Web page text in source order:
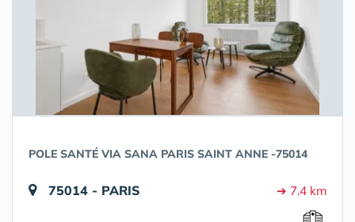
POLE SANTÉ VIA SANA PARIS SAINT ANNE -75014
75014 - PARIS ➔ 7.4 km